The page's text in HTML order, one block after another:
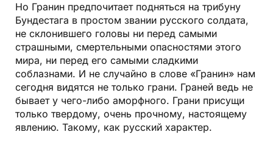
Но Гранин предпочитает подняться на трибуну
Бундестага в простом звании русского солдата,
не склонившего головы ни перед самыми
страшными, смертельными опасностями этого
мира, ни перед его самыми сладкими
соблазнами. И не случайно в слове «Гранин» нам
сегодня видятся не только грани. Граней ведь не
бывает у чего­-либо аморфного. Грани присущи
только твердому, очень прочному, настоящему
явлению. Такому, как русский характер.